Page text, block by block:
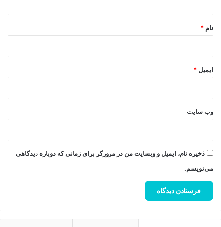
نام *
ایمیل *
وب‌ سایت
ذخیره نام، ایمیل و وبسایت من در مرورگر برای زمانی که دوباره دیدگاهی
می‌نویسم.